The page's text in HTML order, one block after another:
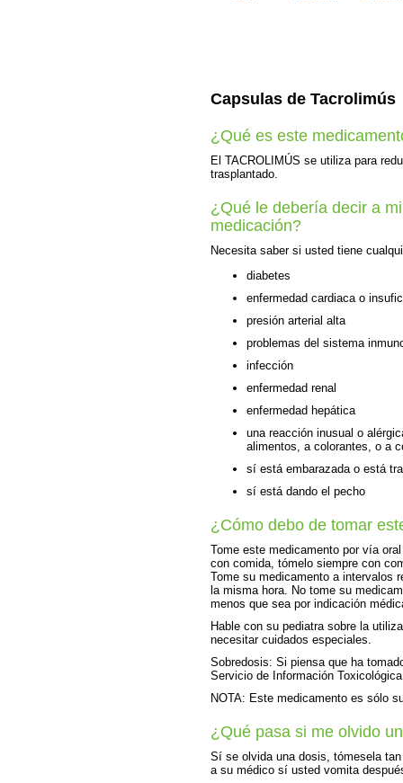
Capsulas de Tacrolimús
¿Qué es este
El TACROLIMÚS se utiliza para
trasplantado.
¿Qué le debería decir a
medicación?
Necesita saber si usted tiene
diabetes
enfermedad cardiaca o
presión arterial alta
problemas del sistema
infección
enfermedad renal
enfermedad hepática
una reacción inusual o
alimentos, a colorantes, o a
sí está embarazada o está
sí está dando el pecho
¿Cómo debo de tomar
Tome este medicamento por vía
con comida, tómelo siempre con
Tome su medicamento a intervalos
la misma hora. No tome su
menos que sea por indicación
Hable con su pediatra sobre la
necesitar cuidados especiales.
Sobredosis: Si piensa que ha
Servicio de Información
NOTA: Este medicamento es sólo
¿Qué pasa si me olvido
Sí se olvida una dosis, tómesela
a su médico sí usted vomita